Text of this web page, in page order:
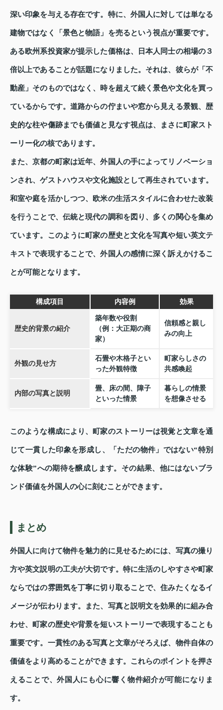
深い印象を与える存在です。特に、外国人に対しては単なる
建物ではなく「景色と物語」を売るという視点が重要です。
ある欧州系投資家が提示した価格は、日本人同士の相場の３
倍以上であることが話題になりました。それは、彼らが「不
動産」そのものではなく、時を超えて続く景色や文化を買っ
ているからです。道路からの佇まいや窓から見える景観、歴
史的な柱や傷跡までも価値と見なす視点は、まさに町家スト
ーリー化の核であります。
また、京都の町家は近年、外国人の手によってリノベーショ
ンされ、ゲストハウスや文化施設として再生されています。
和室や庭を活かしつつ、欧米の生活スタイルに合わせた改装
を行うことで、伝統と現代の調和を図り、多くの関心を集め
ています。このように町家の歴史と文化を写真や短い英文テ
キストで表現することで、外国人の感情に深く訴えかけるこ
とが可能となります。
構成項目 内容例 効果
歴史的背景の紹介
築年数や役割
（例：大正期の商
家）
信頼感と親し
みの向上
外観の見せ方
石畳や木格子とい
った外観特徴
町家らしさの
共感喚起
内部の写真と説明
畳、床の間、障子
といった情景
暮らしの情景
を想像させる
このような構成により、町家のストーリーは視覚と文章を通
じて一貫した印象を形成し、「ただの物件」ではない“特別
な体験”への期待を醸成します。その結果、他にはないブラ
ンド価値を外国人の心に刻むことができます。
まとめ
外国人に向けて物件を魅力的に見せるためには、写真の撮り
方や英文説明の工夫が大切です。特に生活のしやすさや町家
ならではの雰囲気を丁寧に切り取ることで、住みたくなるイ
メージが伝わります。また、写真と説明文を効果的に組み合
わせ、町家の歴史や背景を短いストーリーで表現することも
重要です。一貫性のある写真と文章がそろえば、物件自体の
価値をより高めることができます。これらのポイントを押さ
えることで、外国人にも心に響く物件紹介が可能になりま
す。